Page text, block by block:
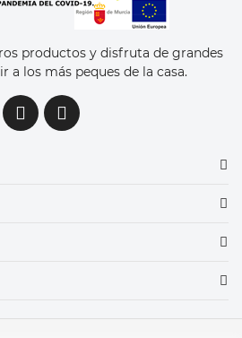
productos y disfruta de grandes
a los más peques de la casa.